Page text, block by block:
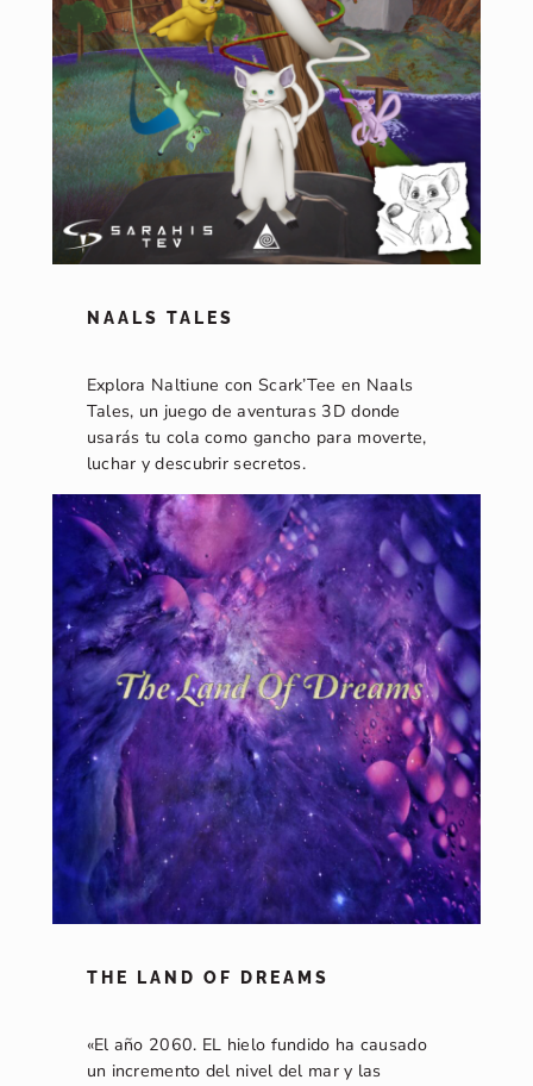
NAALS TALES
Explora Naltiune con Scark’Tee en Naals
Tales, un juego de aventuras 3D donde
usarás tu cola como gancho para moverte,
luchar y descubrir secretos.
THE LAND OF DREAMS
«El año 2060. EL hielo fundido ha causado
un incremento del nivel del mar y las